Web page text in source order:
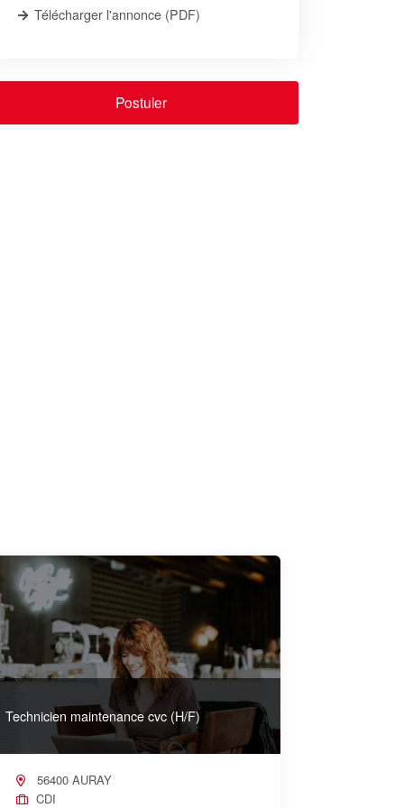
Télécharger l'annonce (PDF)
Postuler
Technicien maintenance cvc (H/F)
56400 AURAY
CDI